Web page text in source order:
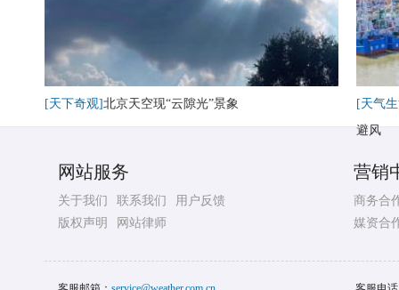
[天下奇观]北京天空现“云隙光”景象
[天气
避风
网站服务
关于我们 联系我们
用户反馈
版权声明
网站律师
营销
商务合
媒资合